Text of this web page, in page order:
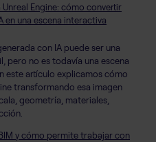
Engine: cómo convertir
en una escena interactiva
con IA puede ser una
pero no es todavía una escena
este artículo explicamos cómo
transformando esa imagen
geometría, materiales,
y cómo permite trabajar con